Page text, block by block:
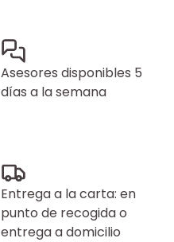
Asesores disponibles 5
días a la semana
Entrega a la carta: en
punto de recogida o
entrega a domicilio